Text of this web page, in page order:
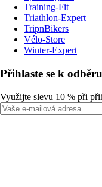
Training-Fit
Triathlon-Expert
TripnBikers
Vélo-Store
Winter-Expert
Přihlaste se k
Využijte slevu 10 % při